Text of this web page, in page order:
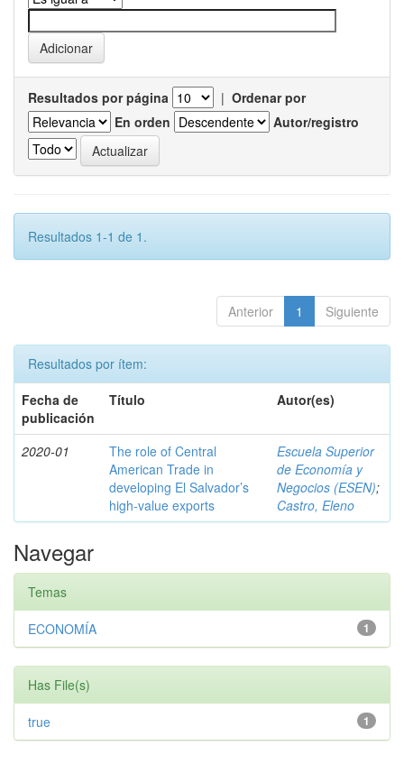
Resultados por página | Ordenar por
En orden
Autor/registro
Resultados 1-1 de 1.
Anterior 1 Siguiente
Resultados por ítem:
Fecha de
publicación
Título Autor(es)
2020-01
The role of Central
American Trade in
developing El Salvador’s
high-value exports
Escuela Superior
de Economía y
Negocios (ESEN);
Castro, Eleno
Navegar
Temas
1
ECONOMÍA
Has File(s)
1
true